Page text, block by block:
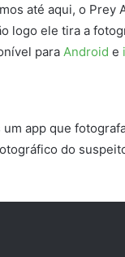
até aqui, o
logo ele tira a
para Android e
app que
do